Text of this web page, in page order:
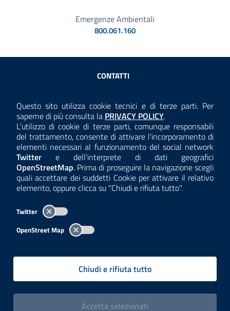
Questo sito utilizza cookie tecnici e di terze parti. Per
saperne di più consulta la Consulta la
PRIVACY POLICY.
L'utilizzo di cookie di terze parti, comunque responsabili
del trattamento, consente di attivare l'incorporamento di
elementi necessari al funzionamento del social network
Twitter e dell'interprete di dati geografici
OpenStreetMap. Prima di proseguire la navigazione scegli
quali accettare dei suddetti Cookie per attivare il relativo
elemento, oppure clicca su "Chiudi e rifiuta tutto".
Twitter
OpenStreet Map
Chiudi e rifiuta tutto
Accettai cookies
selezionati
Emergenze Ambientali
800.061.160
Sezione Link Utili
CONTATTI
ANTICORRUZIONE
ACCESSIBILITÀ
COOKIE E PRIVACY
TEMI A-Z
Per l'utilizzo del logo e dei dati fare riferimento al regolamento
consultabile aquesta pagina